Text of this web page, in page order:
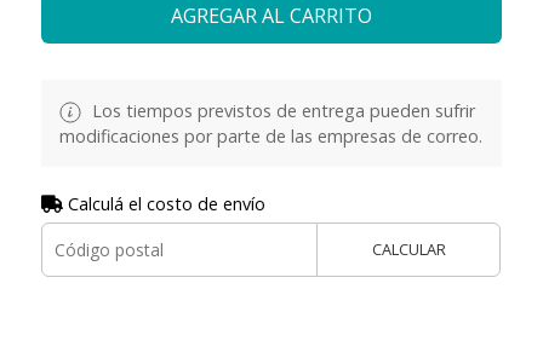
AGREGAR AL CARRITO
Los tiempos previstos de entrega pueden sufrir
modificaciones por parte de las empresas de correo.
Calculá el costo de envío
CALCULAR